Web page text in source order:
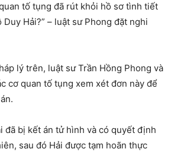
tố tụng đã rút khỏi hồ sơ tình tiết
Duy Hải?” – luật sư Phong đặt nghi
lý trên, luật sư Trần Hồng Phong và
cơ quan tố tụng xem xét đơn này để
đã bị kết án tử hình và có quyết định
sau đó Hải được tạm hoãn thực